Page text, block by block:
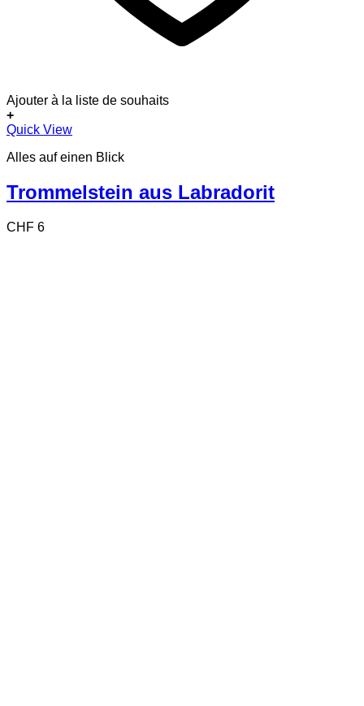
Ajouter à la liste de souhaits
+
Quick View
Alles auf einen Blick
Trommelstein aus Labradorit
CHF 6